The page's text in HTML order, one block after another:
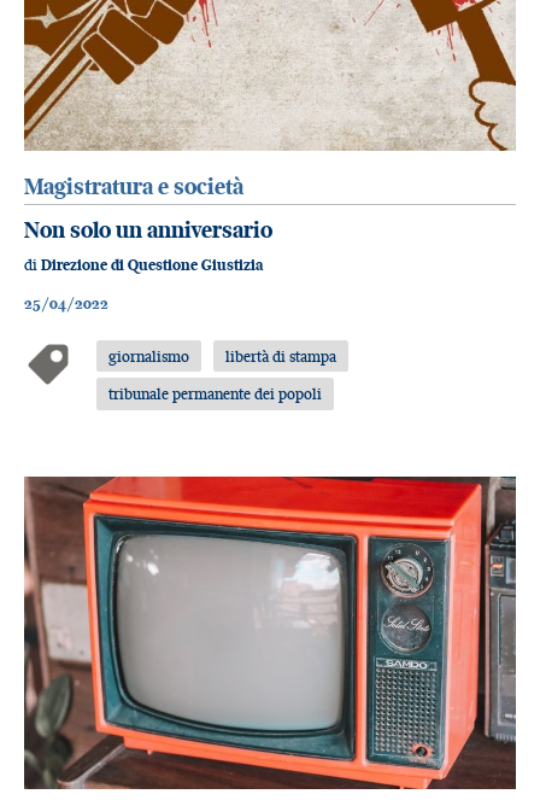
Magistratura e società
Non solo un anniversario
di Direzione di Questione Giustizia
25/04/2022
giornalismo
libertà di stampa
tribunale permanente dei popoli